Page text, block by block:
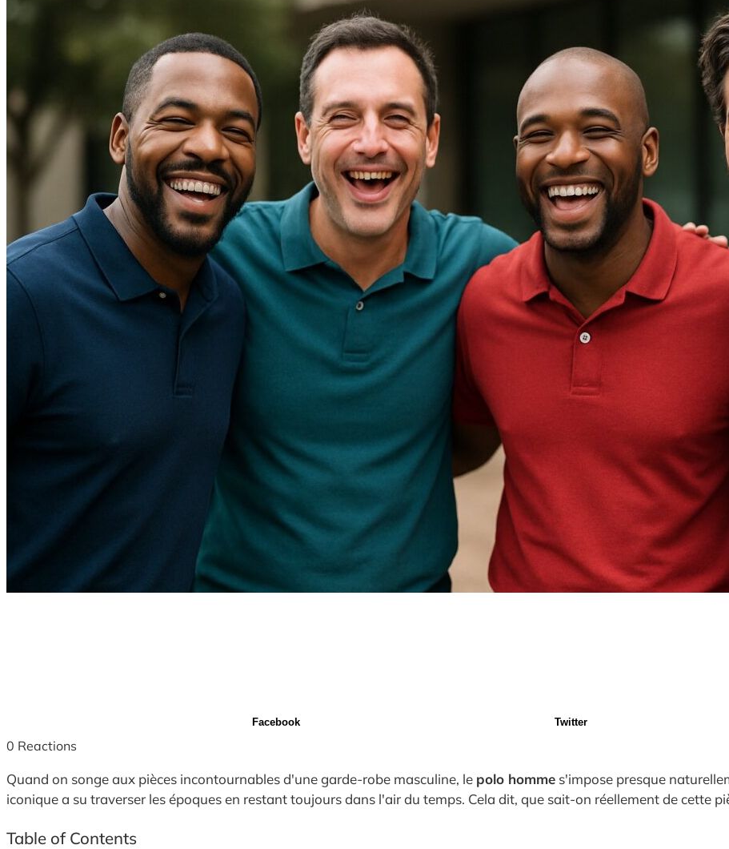
Facebook Twitter
0 Reactions
Quand on songe aux pièces incontournables d'une garde-robe masculine, le polo homme s'impose presque
iconique a su traverser les époques en restant toujours dans l'air du temps. Cela dit, que sait-on réellement de cette
Table of Contents